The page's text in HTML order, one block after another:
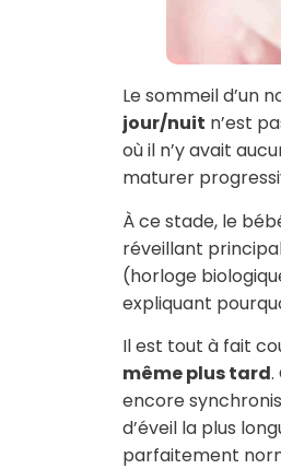
Le sommeil d’un
jour/nuit n’est
où il n’y avait
maturer
À ce stade, le
réveillant
(horloge
expliquant
Il est tout à fait
même plus tard.
encore
d’éveil la plus
parfaitement